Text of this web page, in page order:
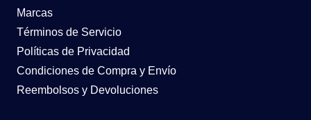
Marcas
Términos de Servicio
Políticas de Privacidad
Condiciones de Compra y Envío
Reembolsos y Devoluciones